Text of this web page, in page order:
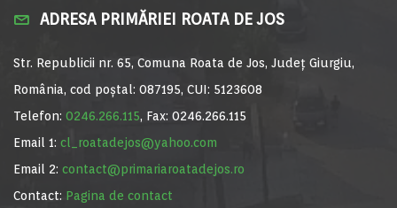
ADRESA PRIMĂRIEI ROATA DE JOS
Str. Republicii nr. 65, Comuna Roata de Jos, Județ Giurgiu,
România, cod poștal: 087195, CUI: 5123608
Telefon: 0246.266.115, Fax: 0246.266.115
Email 1: cl_roatadejos@yahoo.com
Email 2: contact@primariaroatadejos.ro
Contact: Pagina de contact